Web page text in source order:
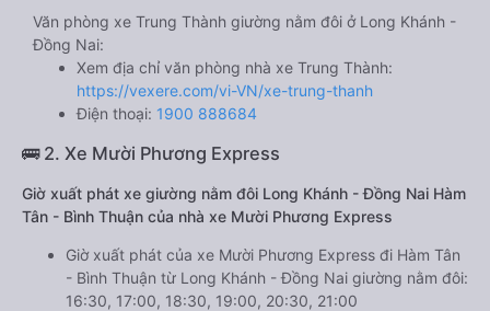
Văn phòng xe Trung Thành giường nằm đôi ở Long Khánh -
Đồng Nai:
Xem địa chỉ văn phòng nhà xe Trung Thành:
https://vexere.com/vi-VN/xe-trung-thanh
Điện thoại: 1900 888684
🚌 2. Xe Mười Phương Express
Giờ xuất phát xe giường nằm đôi Long Khánh - Đồng Nai Hàm
Tân - Bình Thuận của nhà xe Mười Phương Express
Giờ xuất phát của xe Mười Phương Express đi Hàm Tân
- Bình Thuận từ Long Khánh - Đồng Nai giường nằm đôi:
16:30, 17:00, 18:30, 19:00, 20:30, 21:00